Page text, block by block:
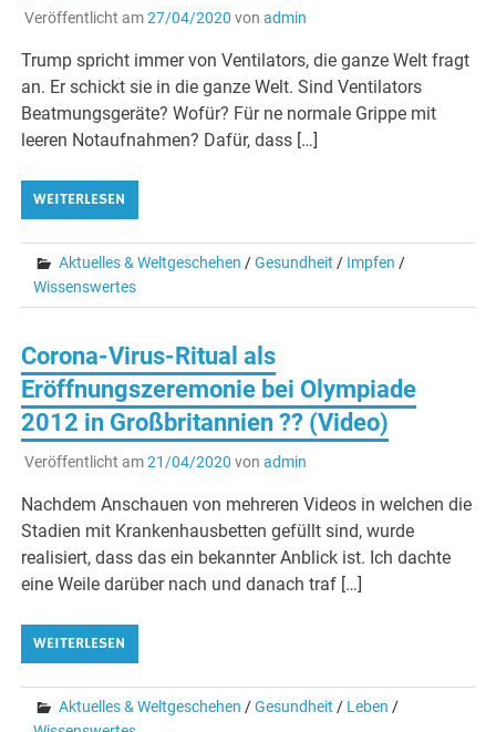
Veröffentlicht am27/04/2020 von admin
Trump spricht immer von Ventilators, die ganze Welt fragt
an. Er schickt sie in die ganze Welt. Sind Ventilators
Beatmungsgeräte? Wofür? Für ne normale Grippe mit
leeren Notaufnahmen? Dafür, dass […]
WEITERLESEN
Aktuelles & Weltgeschehen /Gesundheit / Impfen /
Wissenswertes
Corona-Virus-Ritual als
Eröffnungszeremonie bei Olympiade
2012 in Großbritannien ?? (Video)
Veröffentlicht am21/04/2020 von admin
Nachdem Anschauen von mehreren Videos in welchen die
Stadien mit Krankenhausbetten gefüllt sind, wurde
realisiert, dass das ein bekannter Anblick ist. Ich dachte
eine Weile darüber nach und danach traf […]
WEITERLESEN
Aktuelles & Weltgeschehen /Gesundheit / Leben /